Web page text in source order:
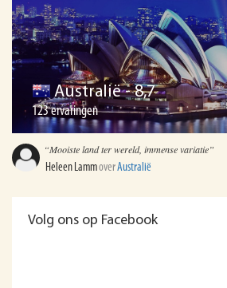
Australië- 8,7
123 ervaringen
“Mooiste land ter wereld, immense variatie”
Heleen LammoverAustralië
Volg ons op Facebook